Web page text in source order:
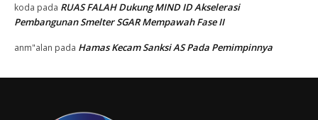
koda pada RUAS FALAH Dukung MIND ID Akselerasi
Pembangunan Smelter SGAR Mempawah Fase II
anm"alan pada Hamas Kecam Sanksi AS Pada Pemimpinnya